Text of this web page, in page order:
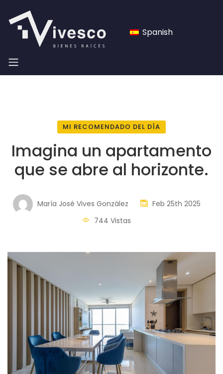
Spanish
MI RECOMENDADO DEL DÍA
Imagina un apartamento
que se abre al horizonte.
María José Vives González
Feb 25th 2025
744 Vistas